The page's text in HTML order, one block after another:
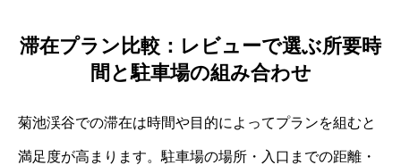
滞在プラン比較：レビューで選ぶ所要時
間と駐車場の組み合わせ
菊池渓谷での滞在は時間や目的によってプランを組むと
満足度が高まります。駐車場の場所・入口までの距離・